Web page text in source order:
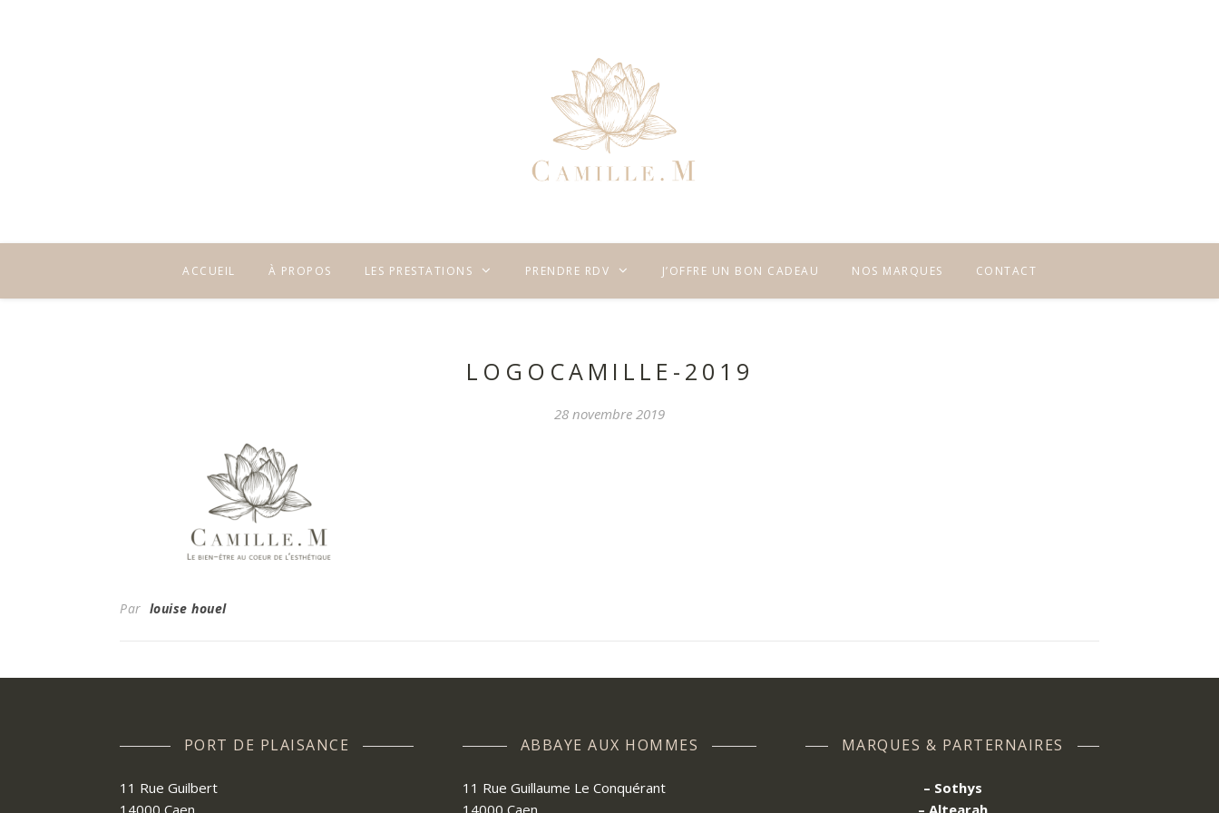
ACCUEIL À PROPOS LES PRESTATIONS PRENDRE RDV J’OFFRE UN BON CADEAU NOS MARQUES CONTACT
LOGOCAMILLE-2019
28 novembre 2019
Par louise houel
PORT DE PLAISANCE
11 Rue Guilbert
14000 Caen
ABBAYE AUX HOMMES
11 Rue Guillaume Le Conquérant
14000 Caen
MARQUES & PARTERNAIRES
– Sothys
– Altearah